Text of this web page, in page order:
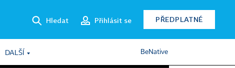
Hledat Přihlásit se PŘEDPLATNÉ
DALŠÍ BeNative